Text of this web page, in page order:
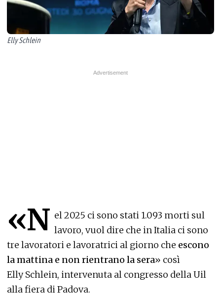
Elly Schlein
«N el 2025 ci sono stati 1.093 morti sul
lavoro, vuol dire che in Italia ci sono
tre lavoratori e lavoratrici al giorno che escono
la mattina e non rientrano la sera» così
Elly Schlein, intervenuta al congresso della Uil
alla fiera di Padova.